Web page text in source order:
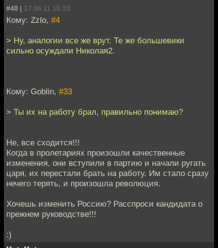
#48 | 17.06.11 15:33
Кому: Zzlo, #4
> Ну, аналогии все же врут. Те же большевики
сильно осуждали Николая2.
Кому: Goblin, #33
> Ты их на работу брал, правильно понимаю?
Не, все сходится!!!
Когда в пролетариях произошли качественные
изменения, они вступили в партию и начали ругать
царя, их перестали брать на работу. Им стало сразу
нечего терять, и произошла революция.
Хочешь изменить Россию? Расспроси кандидата о
прежнем руководстве!!!
:)